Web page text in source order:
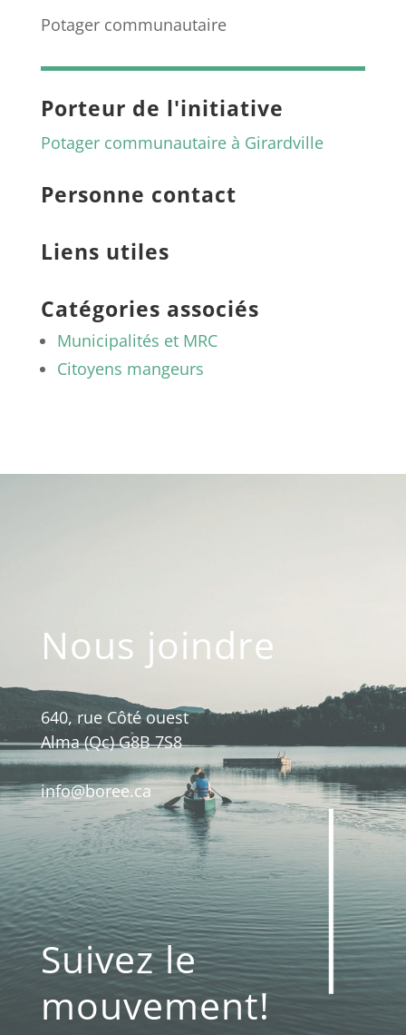
Potager communautaire
Porteur de l'initiative
Potager communautaire à Girardville
Personne contact
Liens utiles
Catégories associés
Municipalités et MRC
Citoyens mangeurs
Nous joindre
640, rue Côté ouest
Alma (Qc) G8B 7S8
info@boree.ca
Suivez le
mouvement!